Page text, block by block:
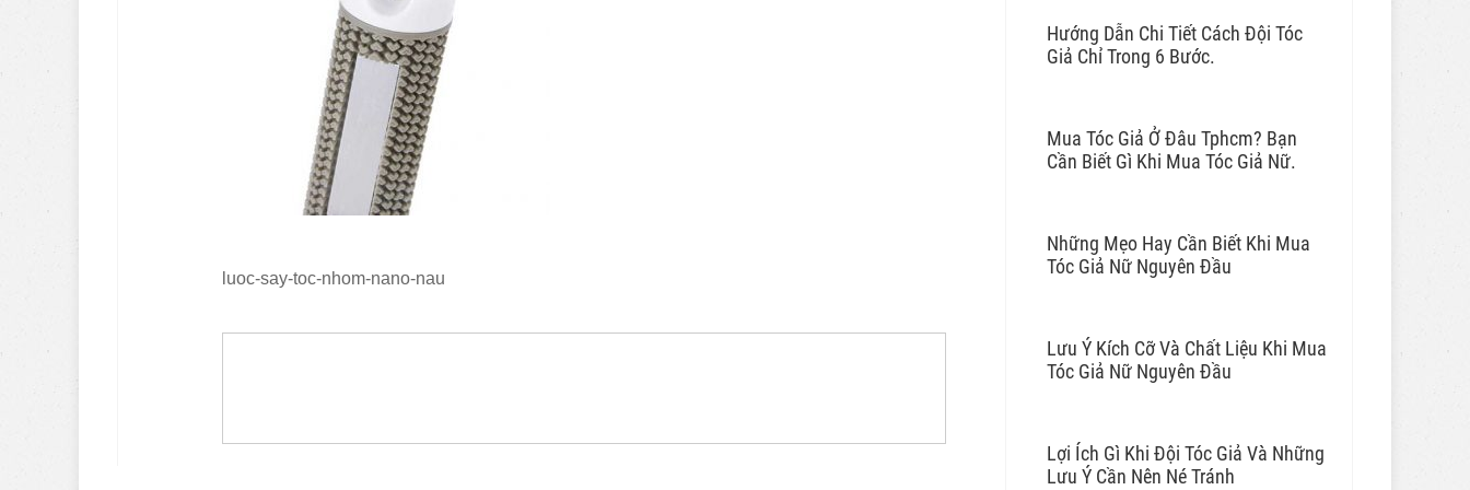
luoc-say-toc-nhom-nano-nau
Hướng Dẫn Chi Tiết Cách Đội Tóc
Giả Chỉ Trong 6 Bước.
Mua Tóc Giả Ở Đâu Tphcm? Bạn
Cần Biết Gì Khi Mua Tóc Giả Nữ.
Những Mẹo Hay Cần Biết Khi Mua
Tóc Giả Nữ Nguyên Đầu
Lưu Ý Kích Cỡ Và Chất Liệu Khi Mua
Tóc Giả Nữ Nguyên Đầu
Lợi Ích Gì Khi Đội Tóc Giả Và Những
Lưu Ý Cần Nên Né Tránh